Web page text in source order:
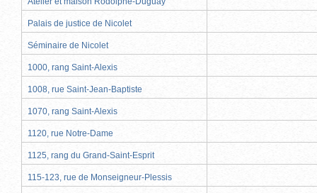
Palais de justice de Nicolet
Séminaire de Nicolet
1000, rang Saint-Alexis
1008, rue Saint-Jean-Baptiste
1070, rang Saint-Alexis
1120, rue Notre-Dame
1125, rang du Grand-Saint-Esprit
115-123, rue de Monseigneur-Plessis